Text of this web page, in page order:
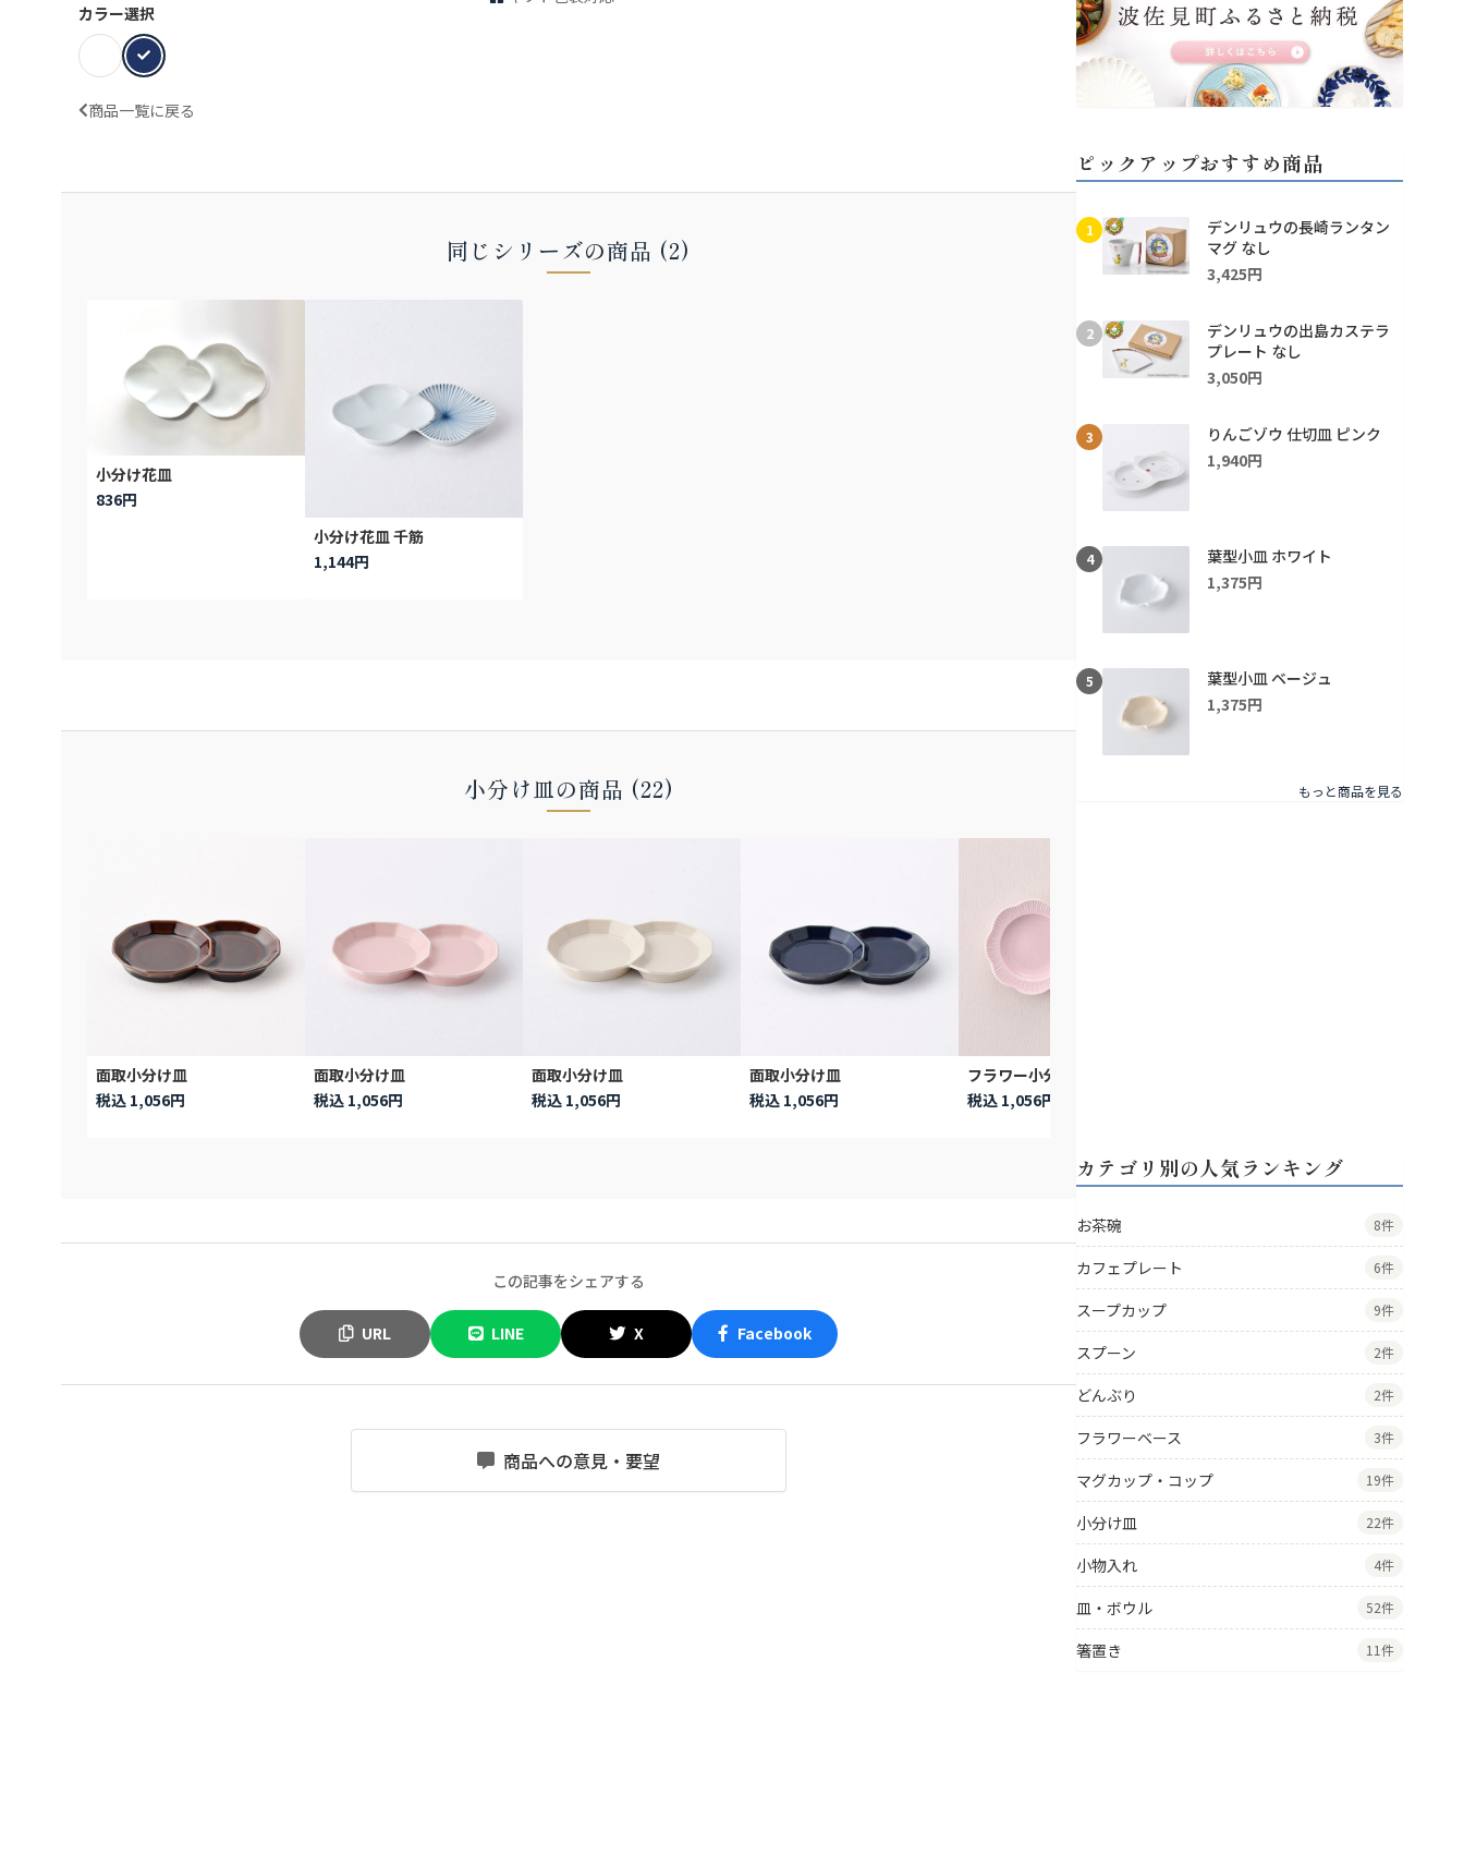
カラー選択
商品一覧に戻る
同じシリーズの商品 (2)
小分け花皿
836円
小分け花皿 千筋
1,144円
小分け皿の商品 (22)
面取小分け皿
税込 1,056円
面取小分け皿
税込 1,056円
面取小分け皿
税込 1,056円
面取小分け皿
税込 1,056円
フラワー小分皿
税込 1,056円
この記事をシェアする
URL LINE X Facebook
商品への意見・要望
ピックアップおすすめ商品
1
デンリュウの長崎ランタン
マグ なし
3,425円
2
デンリュウの出島カステラ
プレート なし
3,050円
3
りんごゾウ 仕切皿 ピンク
1,940円
4
葉型小皿 ホワイト
1,375円
5
葉型小皿 ベージュ
1,375円
もっと商品を見る
カテゴリ別の人気ランキング
お茶碗 8件
カフェプレート 6件
スープカップ 9件
スプーン 2件
どんぶり 2件
フラワーベース 3件
マグカップ・コップ 19件
小分け皿 22件
小物入れ 4件
皿・ボウル 52件
箸置き 11件